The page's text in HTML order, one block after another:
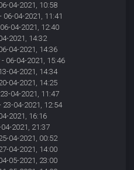
04-2021, 10:58
- 06-04-2021, 11:41
04-2021, 12:40
2021, 14:32
04-2021, 14:36
- 06-04-2021, 15:46
04-2021, 14:34
04-2021, 14:25
04-2021, 11:47
23-04-2021, 12:54
2021, 16:16
2021, 21:37
04-2021, 00:52
04-2021, 14:00
05-2021, 23:00